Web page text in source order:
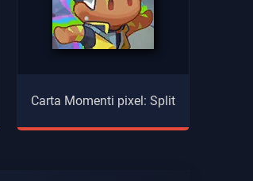
Carta Momenti pixel: Split